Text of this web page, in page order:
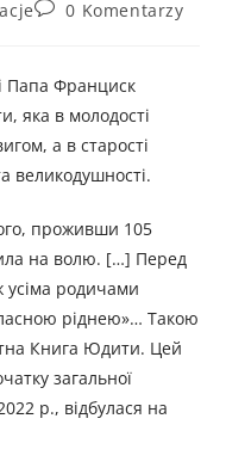
0 Komentarzy
Папа Франциск
яка в молодості
а в старості
великодушності.
проживши 105
на волю. […] Перед
усіма родичами
ріднею»… Такою
Книга Юдити. Цей
загальної
р., відбулася на